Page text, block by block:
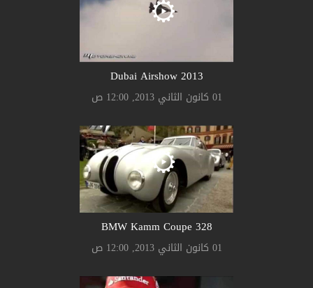
2013 Dubai Airshow
01 كانون الثاني 2013, 12:00 ص
328 BMW Kamm Coupe
01 كانون الثاني 2013, 12:00 ص